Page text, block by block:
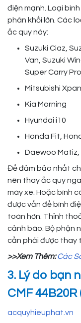
điện mạnh. Loại
phân khối lớn. Các
ắc quy này:
Suzuki Ciaz,
Van, Suzuki
Super Carry
Mitsubishi
Kia Morning
Hyundai i10
Honda Fit,
Daewoo
Để đảm bảo nhất
nên thay ắc quy
máy xe. Hoặc bình
được vấn đề bình
toàn hơn. Thỉnh
cảnh báo. Bộ phận
cần phải được thay
>>Xem Thêm:Các
3. Lý do bạn
CMF
acquyhieuphat.vn